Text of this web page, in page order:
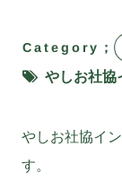
Category；
やしお社協
やしお社協イ
す。